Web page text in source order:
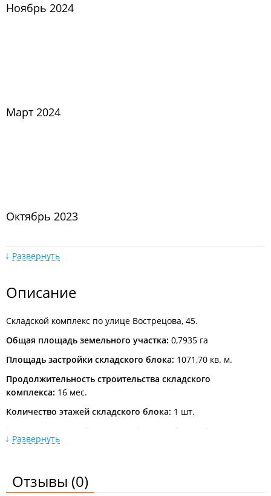
Ноябрь 2024
Март 2024
Октябрь 2023
Апрель 2023
Развернуть
Описание
Складской комплекс по улице Вострецова, 45.
Общая площадь земельного участка: 0,7935 га
Площадь застройки складского блока: 1071,70 кв. м.
Продолжительность строительства складского
комплекса: 16 мес.
Количество этажей складского блока: 1 шт.
Заказчик
Развернуть
Отзывы (0)